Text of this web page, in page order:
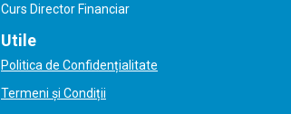
Curs Director Financiar
Utile
Politica de Confidențialitate
Termeni și Condiții